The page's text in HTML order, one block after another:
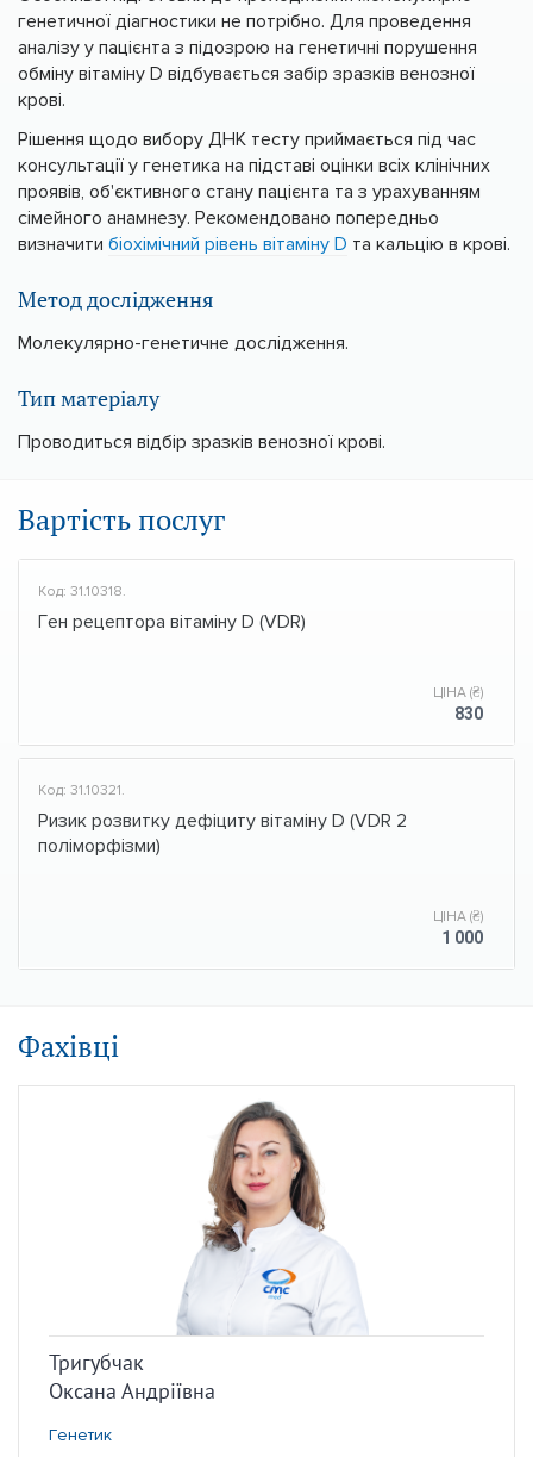
генетичної діагностики не потрібно. Для проведення
аналізу у пацієнта з підозрою на генетичні порушення
обміну вітаміну D відбувається забір зразків венозної
крові.
Рішення щодо вибору ДНК тесту приймається під час
консультації у генетика на підставі оцінки всіх клінічних
проявів, об'єктивного стану пацієнта та з урахуванням
сімейного анамнезу. Рекомендовано попередньо
визначити біохімічний рівень вітаміну D та кальцію в крові.
Метод дослідження
Молекулярно-генетичне дослідження.
Тип матеріалу
Проводиться відбір зразків венозної крові.
Вартість послуг
Код: 31.10318.
Ген рецептора вітаміну D (VDR)
ЦІНА (₴)
830
Код: 31.10321.
Ризик розвитку дефіциту вітаміну D (VDR 2
поліморфізми)
ЦІНА (₴)
1 000
Фахівці
Тригубчак
Оксана Андріївна
Генетик